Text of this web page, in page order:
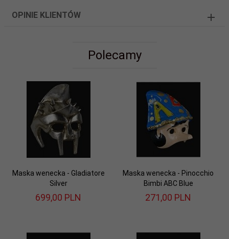
OPINIE KLIENTÓW
Polecamy
Maska wenecka - Gladiatore
Silver
699,00 PLN
Maska wenecka - Pinocchio
Bimbi ABC Blue
271,00 PLN